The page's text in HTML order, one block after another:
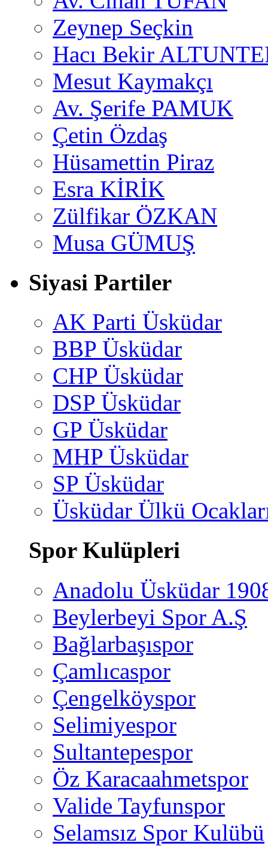
Zeynep Seçkin
Hacı Bekir
Mesut Kaymakçı
Av. Şerife PAMUK
Çetin Özdaş
Hüsamettin Piraz
Esra KİRİK
Zülfikar ÖZKAN
Musa GÜMUŞ
Siyasi Partiler
AK Parti Üsküdar
BBP Üsküdar
CHP Üsküdar
DSP Üsküdar
GP Üsküdar
MHP Üsküdar
SP Üsküdar
Üsküdar Ülkü
Spor Kulüpleri
Anadolu Üsküdar
Beylerbeyi Spor A.Ş
Bağlarbaşıspor
Çamlıcaspor
Çengelköyspor
Selimiyespor
Sultantepespor
Öz Karacaahmetspor
Valide Tayfunspor
Selamsız Spor Kulübü